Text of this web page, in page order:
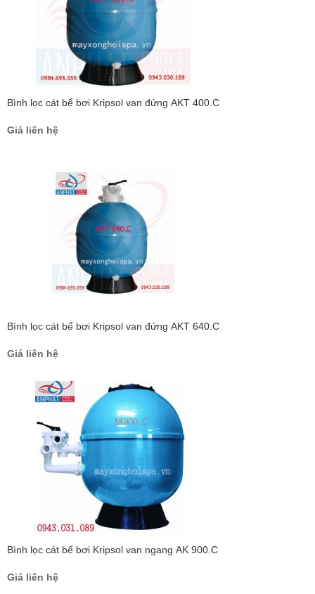
Bình lọc cát bể bơi Kripsol van đứng AKT 400.C
Giá liên hệ
Bình lọc cát bể bơi Kripsol van đứng AKT 640.C
Giá liên hệ
Bình lọc cát bể bơi Kripsol van ngang AK 900.C
Giá liên hệ